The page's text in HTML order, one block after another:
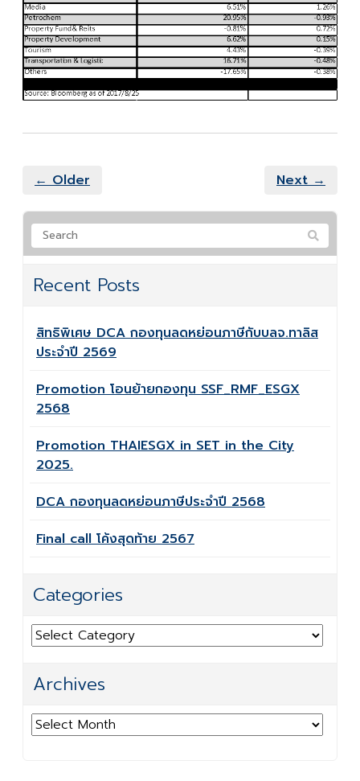
← Older Next →
Recent Posts
สิทธิพิเศษ DCA กองทุนลดหย่อนภาษีกับบลจ.ทาลิส
ประจำปี 2569
Promotion โอนย้ายกองทุน SSF_RMF_ESGX
2568
Promotion THAIESGX in SET in the City
2025.
DCA กองทุนลดหย่อนภาษีประจำปี 2568
Final call โค้งสุดท้าย 2567
Categories
Categories
Archives
Archives